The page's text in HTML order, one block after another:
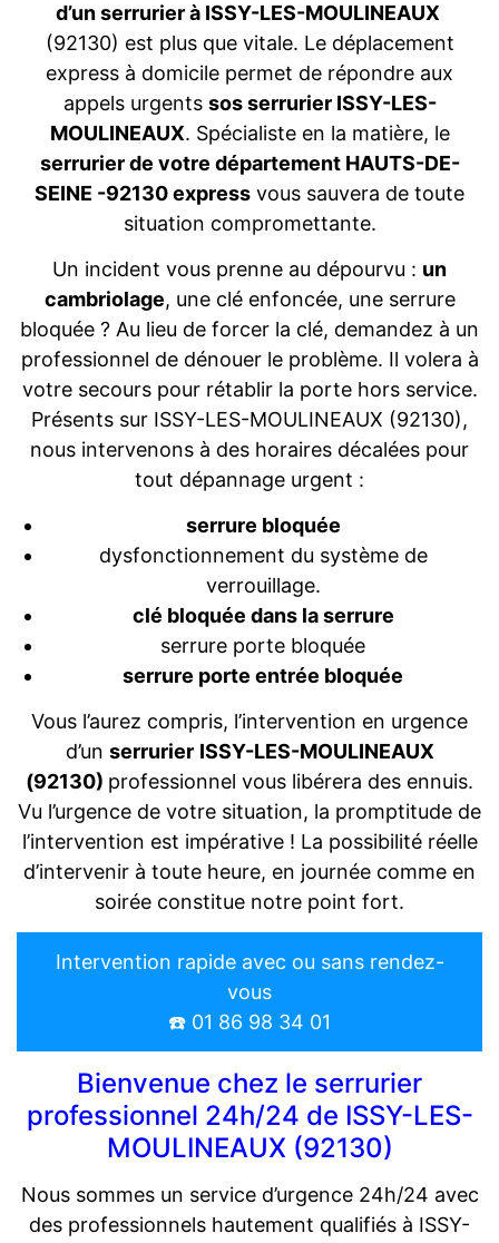
d’un serrurier à ISSY-LES-MOULINEAUX
(92130) est plus que vitale. Le déplacement
express à domicile permet de répondre aux
appels urgents sos serrurier ISSY-LES-
MOULINEAUX. Spécialiste en la matière, le
serrurier de votre département HAUTS-DE-
SEINE -92130 express vous sauvera de toute
situation compromettante.
Un incident vous prenne au dépourvu : un
cambriolage, une clé enfoncée, une serrure
bloquée ? Au lieu de forcer la clé, demandez à un
professionnel de dénouer le problème. Il volera à
votre secours pour rétablir la porte hors service.
Présents sur ISSY-LES-MOULINEAUX (92130),
nous intervenons à des horaires décalées pour
tout dépannage urgent :
serrure bloquée
dysfonctionnement du système de
verrouillage.
clé bloquée dans la serrure
serrure porte bloquée
serrure porte entrée bloquée
Vous l’aurez compris, l’intervention en urgence
d’un serrurier ISSY-LES-MOULINEAUX
(92130) professionnel vous libérera des ennuis.
Vu l’urgence de votre situation, la promptitude de
l’intervention est impérative ! La possibilité réelle
d’intervenir à toute heure, en journée comme en
soirée constitue notre point fort.
Intervention rapide avec ou sans rendez-
vous
☎️ 01 86 98 34 01
Bienvenue chez le serrurier
professionnel 24h/24 de ISSY-LES-
MOULINEAUX (92130)
Nous sommes un service d’urgence 24h/24 avec
des professionnels hautement qualifiés à ISSY-